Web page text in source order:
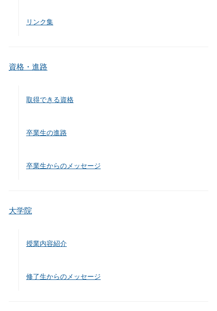
リンク集
資格・進路
取得できる資格
卒業生の進路
卒業生からのメッセージ
大学院
授業内容紹介
修了生からのメッセージ